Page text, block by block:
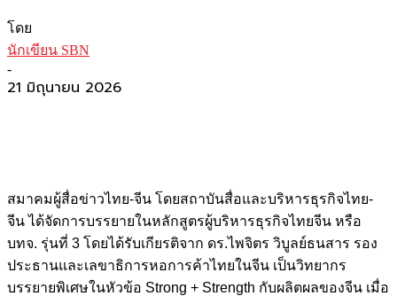
โดย
นักเขียน SBN
-
21 มิถุนายน 2026
สมาคมผู้สื่อข่าวไทย-จีน โดยสถาบันสื่อและบริหารธุรกิจไทย-
จีน ได้จัดการบรรยายในหลักสูตรผู้บริหารธุรกิจไทยจีน หรือ
บทจ. รุ่นที่ 3 โดยได้รับเกียรติจาก ดร.ไพจิตร วิบูลย์ธนสาร รอง
ประธานและเลขาธิการหอการค้าไทยในจีน เป็นวิทยากร
บรรยายพิเศษในหัวข้อ Strong + Strength กับผลิตผลของจีน เมื่อ